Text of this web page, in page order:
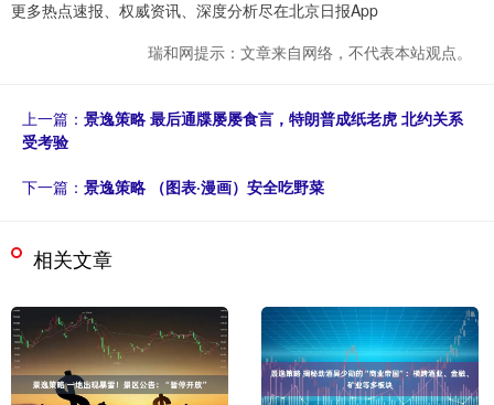
更多热点速报、权威资讯、深度分析尽在北京日报App
瑞和网提示：文章来自网络，不代表本站观点。
上一篇： 景逸策略 最后通牒屡屡食言，特朗普成纸老虎 北约关系
受考验
下一篇： 景逸策略 （图表·漫画）安全吃野菜
相关文章